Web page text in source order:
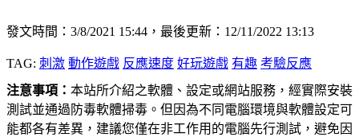
發文時間：3/8/2021 15:44，最後更新：12/11/2022 13:13
TAG: 刺激 動作遊戲 反應速度 好玩遊戲 有趣 考驗反應
注意事項： 本站所介紹之軟體、設定或網站服務，經實際安裝
測試並通過防毒軟體掃毒。但因為不同電腦環境與軟體設定可
能都各有差異，建議您僅在非工作用的電腦先行測試，避免因